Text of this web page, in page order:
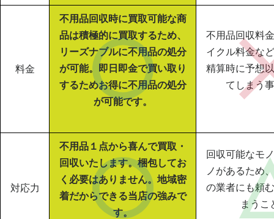
料金
不用品回収時に買取可能な商
品は積極的に買取するため、
リーズナブルに不用品の処分
が可能。即日即金で買い取り
するためお得に不用品の処分
が可能です。
不用品回収料
イクル料金な
精算時に予想
てしまう
対応力
不用品１点から喜んで買取・
回収いたします。梱包してお
く必要はありません。地域密
着だからできる当店の強みで
す。
回収可能なモ
ノがあるため
の業者にも頼
まうこ